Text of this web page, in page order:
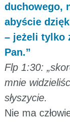
duchowego,
abyście
– jeżeli tylko
Pan.”
Flp 1:30:
mnie
słyszycie.
Nie ma